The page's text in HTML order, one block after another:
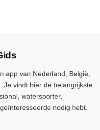
app van Nederland, België,
Je vindt hier de belangrijkste
watersporter,
nodig hebt.